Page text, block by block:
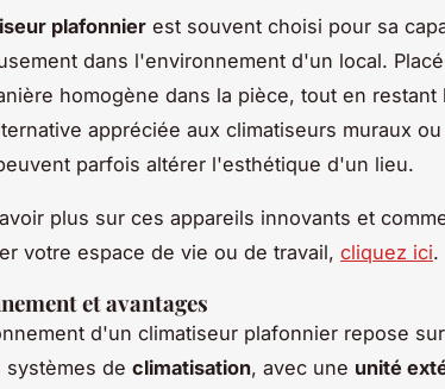
plafonnier est souvent choisi pour sa
dans l'environnement d'un local.
homogène dans la pièce, tout en restant
appréciée aux climatiseurs muraux
parfois altérer l'esthétique d'un lieu.
plus sur ces appareils innovants et
votre espace de vie ou de travail, cliquez ici.
et avantages
d'un climatiseur plafonnier repose
systèmes de climatisation, avec une unité